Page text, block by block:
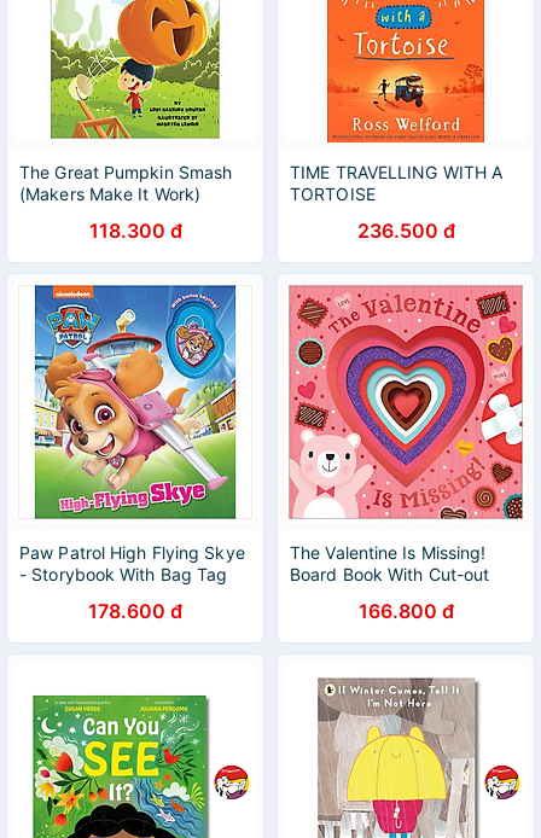
The Great Pumpkin Smash
(Makers Make It Work)
118.300 đ
TIME TRAVELLING WITH A
TORTOISE
236.500 đ
Paw Patrol High Flying Skye
- Storybook With Bag Tag
178.600 đ
The Valentine Is Missing!
Board Book With Cut-out
166.800 đ